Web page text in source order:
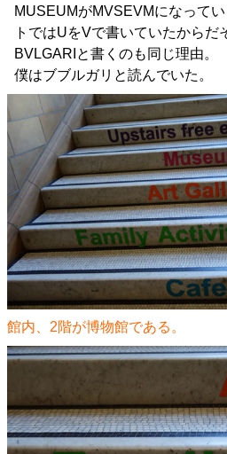
MUSEUMがMVSEVMになって
トではUをVで書いていたからだ
BVLGARIと書くのも同じ理由。
僕はブブルガリと読んでいた。
館内、2階が博物館である。